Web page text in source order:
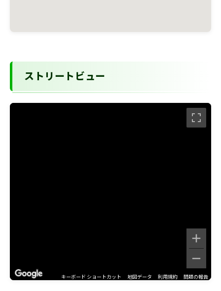
ストリートビュー
キーボード ショートカット 地図データ 利用規約 問題の報告